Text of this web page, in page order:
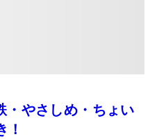
・やさしめ・ちょい
！